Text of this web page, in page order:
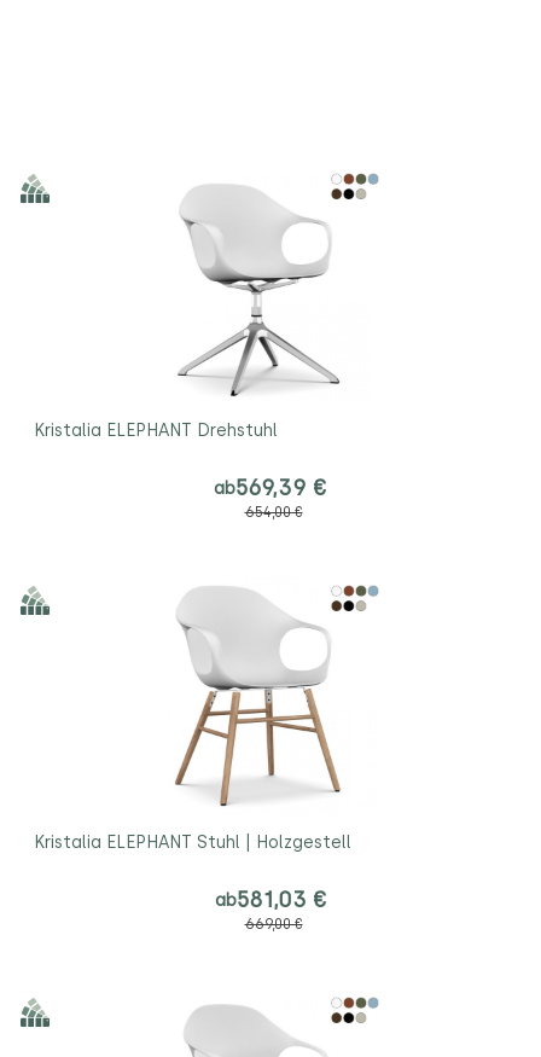
Kristalia ELEPHANT Drehstuhl
ab569,39 €
654,00 €
Kristalia ELEPHANT Stuhl | Holzgestell
ab581,03 €
669,00 €